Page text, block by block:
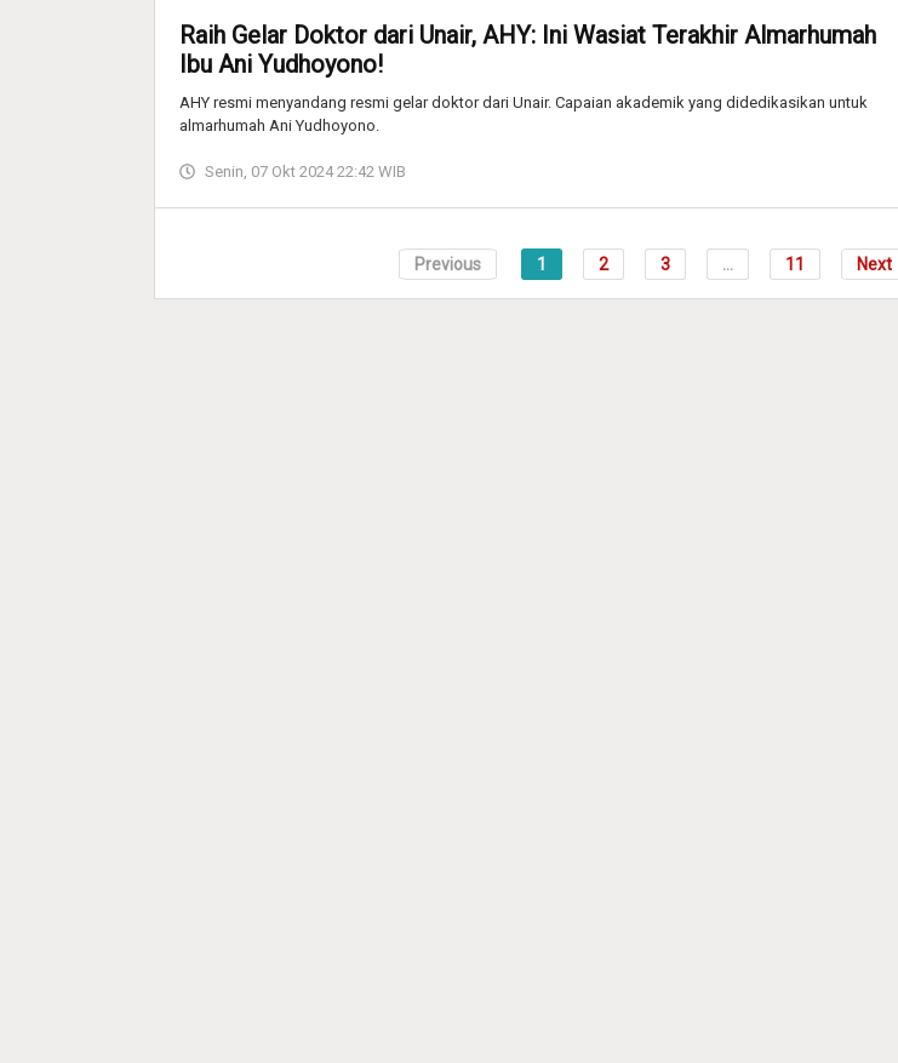
Raih Gelar Doktor dari Unair, AHY: Ini Wasiat Terakhir Almarhumah
Ibu Ani Yudhoyono!
AHY resmi menyandang resmi gelar doktor dari Unair. Capaian akademik yang didedikasikan untuk
almarhumah Ani Yudhoyono.
Senin, 07 Okt 2024 22:42 WIB
Previous 1 2 3 ... 11 Next